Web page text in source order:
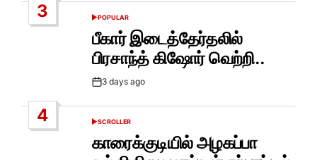
3
POSTED
IN
POPULAR
பீகார் இடைத்தேர்தலில்
பிரசாந்த் கிஷோர் வெற்றி..
Post3 days ago
4
POSTED
SCROLLER
காரைக்குடியில் அழகப்பா